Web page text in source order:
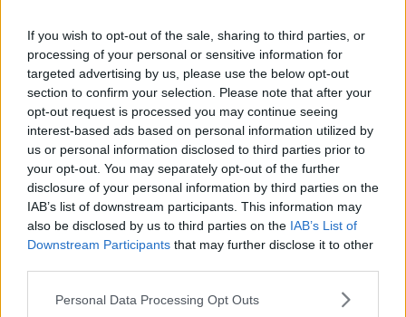
If you wish to opt-out of the sale, sharing to third parties, or
processing of your personal or sensitive information for
targeted advertising by us, please use the below opt-out
section to confirm your selection. Please note that after your
opt-out request is processed you may continue seeing
interest-based ads based on personal information utilized by
us or personal information disclosed to third parties prior to
your opt-out. You may separately opt-out of the further
disclosure of your personal information by third parties on the
IAB’s list of downstream participants. This information may
also be disclosed by us to third parties on the IAB’s List of
Downstream Participants that may further disclose it to other
Personal Data Processing Opt Outs
Abonnieren
Nic Gayer
Redakteur
Nic Gayer ist seit 2022 im Journalismus tätig und begann
seine Laufbahn als freier Redakteur im Lokaljournalismus
für eine Tageszeitung. Für Radsportaktuell.de berichtet er
über den professionellen Radsport und begleitet das
Geschehen von der WorldTour bis zu wichtigen
nationalen und internationalen Rennen. Sein
Schwerpunkt liegt auf Vorberichten,
Rennzusammenfassungen und Analysen, mit denen er
Entwicklungen im Peloton klar einordnet.